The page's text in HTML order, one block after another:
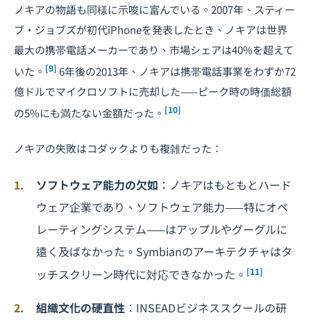
ノキアの物語も同様に示唆に富んでいる。2007年、スティー
ブ・ジョブズが初代iPhoneを発表したとき、ノキアは世界
最大の携帯電話メーカーであり、市場シェアは40%を超えて
いた。 [9] 6年後の2013年、ノキアは携帯電話事業をわずか72
億ドルでマイクロソフトに売却した——ピーク時の時価総額
の5%にも満たない金額だった。 [10]
ノキアの失敗はコダックよりも複雑だった：
ソフトウェア能力の欠如 ：ノキアはもともとハード
ウェア企業であり、ソフトウェア能力——特にオペ
レーティングシステム——はアップルやグーグルに
遠く及ばなかった。Symbianのアーキテクチャはタ
ッチスクリーン時代に対応できなかった。 [11]
組織文化の硬直性 ：INSEADビジネススクールの研